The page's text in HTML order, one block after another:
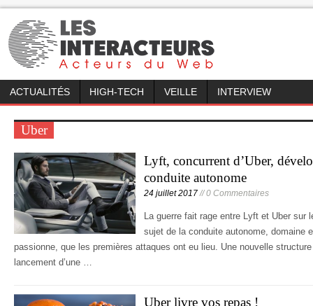
ACTUALITÉS HIGH-TECH VEILLE INTERVIEW
Uber
Lyft, concurrent d’Uber,
conduite autonome
24 juillet 2017// 0 Commentaires
La guerre fait rage entre Lyft et Uber sur
sujet de la conduite autonome, domaine
passionne, que les premières attaques ont eu lieu. Une nouvelle
lancement d’une …
Uber livre vos repas !